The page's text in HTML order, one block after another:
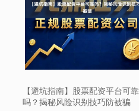
【避坑指南】股票配资平台可靠
吗？揭秘风险识别技巧防被骗